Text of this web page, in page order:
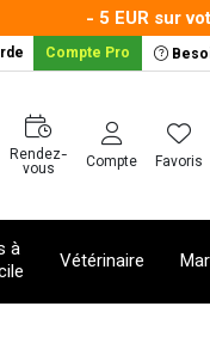
- 5 EUR sur
Compte Pro
Rendez-
vous Compte Favoris
à
Vétérinaire